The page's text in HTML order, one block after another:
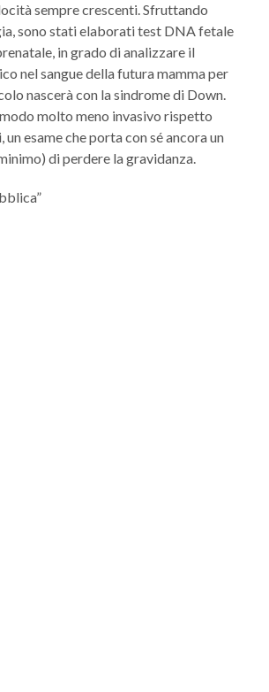
sempre crescenti. Sfruttando
sono stati elaborati test DNA fetale
in grado di analizzare il
nel sangue della futura mamma per
nascerà con la sindrome di Down.
molto meno invasivo rispetto
esame che porta con sé ancora un
di perdere la gravidanza.